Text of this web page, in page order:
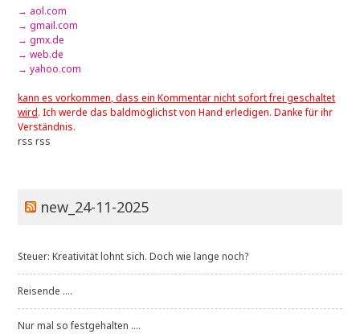
→ aol.com
→ gmail.com
→ gmx.de
→ web.de
→ yahoo.com
kann es vorkommen, dass ein Kommentar nicht sofort frei geschaltet
wird. Ich werde das baldmöglichst von Hand erledigen. Danke für ihr
Verständnis.
rss rss
new_24-11-2025
Steuer: Kreativität lohnt sich. Doch wie lange noch?
Reisende ....
Nur mal so festgehalten ....